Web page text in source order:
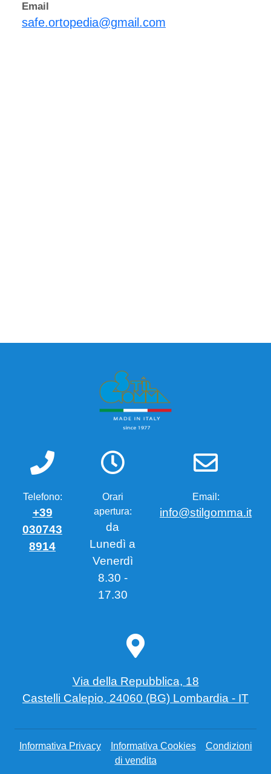
Email
safe.ortopedia@gmail.com
Telefono:
+39
030743
8914
Orari
apertura:
da
Lunedì a
Venerdì
8.30 -
17.30
Email:
info@stilgomma.it
Via della Repubblica, 18
Castelli Calepio, 24060 (BG) Lombardia - IT
Informativa Privacy Informativa Cookies
Condizioni
di vendita